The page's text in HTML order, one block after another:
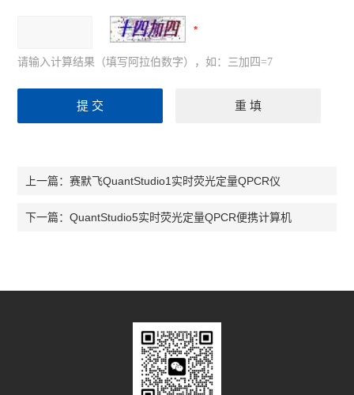
请输入计算结果（填写阿拉伯数字），如：三加四=7
上一篇：赛默飞QuantStudio1实时荧光定量QPCR仪
下一篇：QuantStudio5实时荧光定量QPCR便携计算机